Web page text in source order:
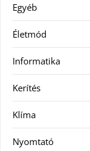
Egyéb
Életmód
Informatika
Kerítés
Klíma
Nyomtató